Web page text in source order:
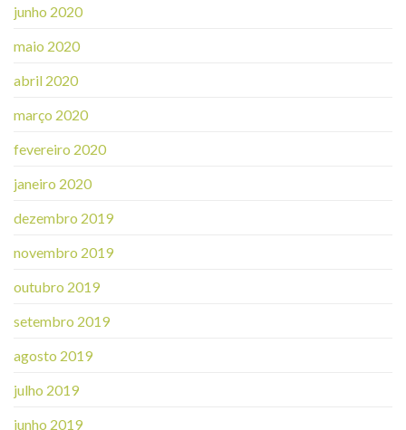
junho 2020
maio 2020
abril 2020
março 2020
fevereiro 2020
janeiro 2020
dezembro 2019
novembro 2019
outubro 2019
setembro 2019
agosto 2019
julho 2019
junho 2019